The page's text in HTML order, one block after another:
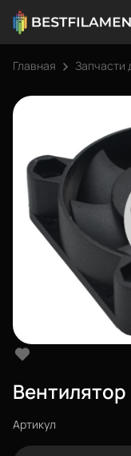
Главная Запчасти
Вентилятор
Артикул